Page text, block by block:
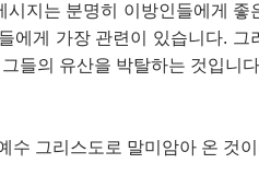
지는 분명히 이방인들에게 좋
에게 가장 관련이 있습니다. 그
들의 유산을 박탈하는 것입니
수 그리스도로 말미암아 온 것